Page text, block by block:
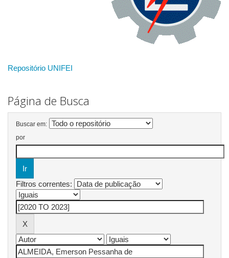
Repositório UNIFEI
Página de Busca
Buscar em:
por
Filtros correntes: